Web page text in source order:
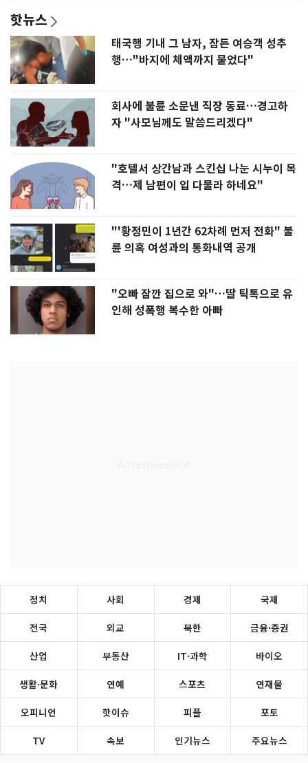
핫뉴스
태국행 기내 그 남자, 잠든 여승객 성추
행…"바지에 체액까지 묻었다"
회사에 불륜 소문낸 직장 동료…경고하
자 "사모님께도 말씀드리겠다"
"호텔서 상간남과 스킨십 나눈 시누이 목
격…제 남편이 입 다물라 하네요"
"'황정민이 1년간 62차례 먼저 전화" 불
륜 의혹 여성과의 통화내역 공개
"오빠 잠깐 집으로 와"…딸 틱톡으로 유
인해 성폭행 복수한 아빠
정치 사회 경제 국제
전국 외교 북한 금융·증권
산업 부동산 IT·과학 바이오
생활·문화 연예 스포츠 연재물
오피니언 핫이슈 피플 포토
TV 속보 인기뉴스 주요뉴스